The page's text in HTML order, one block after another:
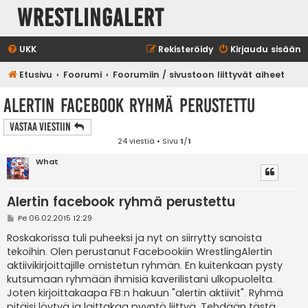
WrestlingAlert
UKK Kirjaudu sisään
Rekisteröidy
Etusivu Foorumi Foorumiin / sivustoon liittyvät aiheet
Alertin facebook ryhmä perustettu
Vastaa Viestiin
24 viestiä • Sivu 1/1
What
Alertin facebook ryhmä perustettu
V
e
s
t
i
Pe 06.02.2015 12:29
Roskakorissa tuli puheeksi ja nyt on siirrytty sanoista
tekoihin. Olen perustanut Facebookiin WrestlingAlertin
aktiivikirjoittajille omistetun ryhmän. En kuitenkaan pysty
kutsumaan ryhmään ihmisiä kaverilistani ulkopuolelta.
Joten kirjoittakaapa FB:n hakuun "alertin aktiivit". Ryhmä